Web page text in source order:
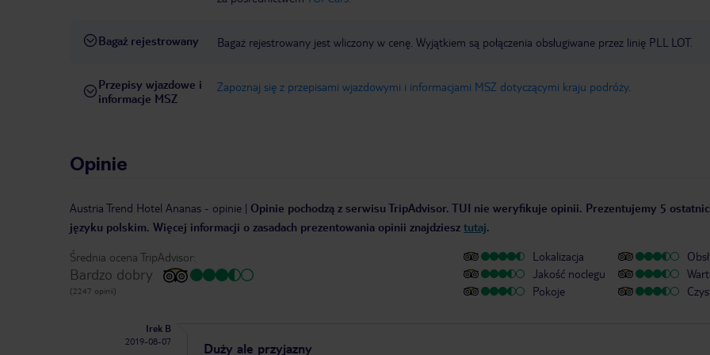
Bagaż rejestrowany Bagaż rejestrowany jest wliczony w cenę. Wyjątkiem są połączenia obsługiwane przez linię PLL LOT.
Przepisy wjazdowe i
informacje MSZ
Zapoznaj się z przepisami wjazdowymi i informacjami MSZ dotyczącymi kraju podróży.
Opinie
Austria Trend Hotel Ananas - opinie | Opinie pochodzą z serwisu TripAdvisor. TUI nie weryfikuje opinii. Prezentujemy 5
języku polskim. Więcej informacji o zasadach prezentowania opinii znajdziesz tutaj.
Średnia ocena TripAdvisor:
Bardzo dobry
(2247 opinii)
Lokalizacja
Jakość noclegu
Pokoje
Irek B
2019-08-07
Duży ale przyjazny